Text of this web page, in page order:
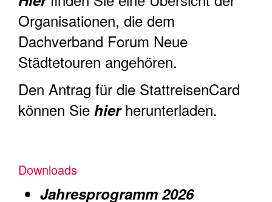
Organisationen, die dem
Dachverband Forum Neue
Städtetouren angehören.
Den Antrag für die StattreisenCard
können Sie hierherunterladen.
Downloads
Jahresprogramm 2026